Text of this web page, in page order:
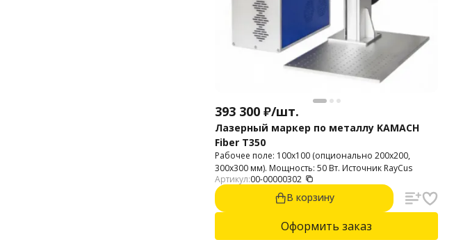
393 300 ₽/шт.
Лазерный маркер по металлу KAMACH
Fiber T350
Рабочее поле: 100х100 (опционально 200х200,
300х300 мм). Мощность: 50 Вт. Источник RayCus
Артикул:00-00000302
В корзину
Оформить заказ